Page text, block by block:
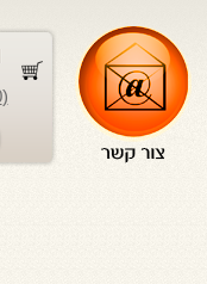
(0) פריטים - 0.00 ₪